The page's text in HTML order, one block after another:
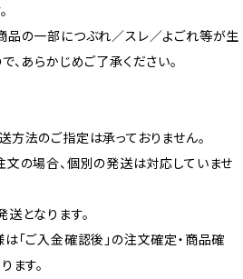
の一部につぶれ／スレ／よごれ等が生
、あらかじめご了承ください。
法のご指定は承っておりません。
の場合、個別の発送は対応していませ
となります。
「ご入金確認後」の注文確定・商品確
ます。